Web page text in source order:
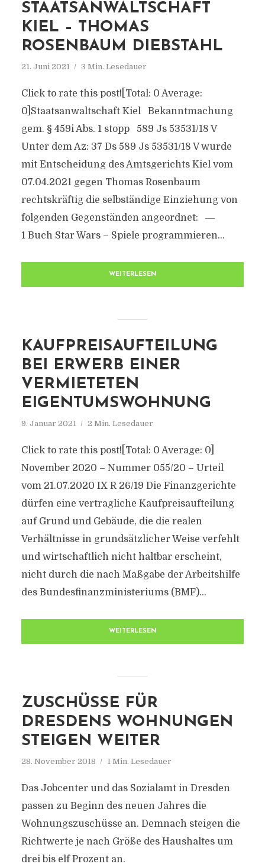
STAATSANWALTSCHAFT
KIEL – THOMAS
ROSENBAUM DIEBSTAHL
21. Juni 2021 3 Min. Lesedauer
Click to rate this post![Total: 0 Average:
0]Staatsanwaltschaft Kiel Bekanntmachung
gem. § 459i Abs. 1 stopp 589 Js 53531/18 V
Unter dem Az: 37 Ds 589 Js 53531/18 V wurde
mit Entscheidung des Amtsgerichts Kiel vom
07.04.2021 gegen Thomas Rosenbaum
rechtskräftig die selbständige Einziehung von
folgenden Gegenständen angeordnet: ―
1 Buch Star Wars – Spiele programmieren...
WEITERLESEN
KAUFPREISAUFTEILUNG
BEI ERWERB EINER
VERMIETETEN
EIGENTUMSWOHNUNG
9. Januar 2021 2 Min. Lesedauer
Click to rate this post![Total: 0 Average: 0]
November 2020 – Nummer 055/20 – Urteil
vom 21.07.2020 IX R 26/19 Die Finanzgerichte
dürfen eine vertragliche Kaufpreisaufteilung
auf Grund und Gebäude, die die realen
Verhältnisse in grundsätzlicher Weise verfehlt
und wirtschaftlich nicht haltbar erscheint,
nicht durch die nach Maßgabe der Arbeitshilfe
des Bundesfinanzministeriums (BMF)...
WEITERLESEN
ZUSCHÜSSE FÜR
DRESDENS WOHNUNGEN
STEIGEN WEITER
28. November 2018 1 Min. Lesedauer
Das Jobcenter und das Sozialamt in Dresden
passen zu Beginn des neuen Jahres die
Wohnungszuschüsse an. Demnach steigen die
Richtwerte je nach Größe des Haushaltes um
drei bis elf Prozent an.